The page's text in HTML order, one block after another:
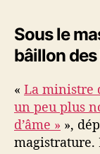
Sous le
bâillon
« La ministre
un peu plus
d’âme » »,